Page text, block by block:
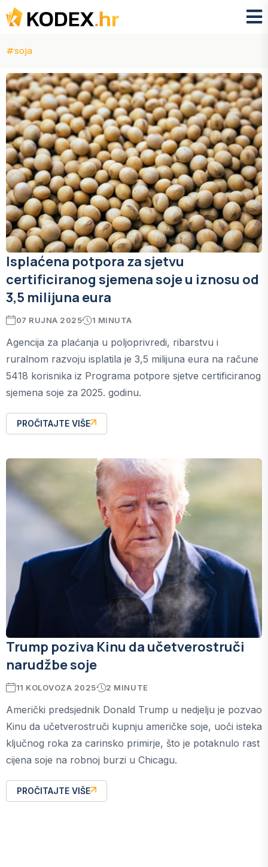
#soja
Isplaćena potpora za sjetvu
certificiranog sjemena soje u iznosu od
3,5 milijuna eura
07 RUJNA 2025 1 MINUTA
Agencija za plaćanja u poljoprivredi, ribarstvu i
ruralnom razvoju isplatila je 3,5 milijuna eura na račune
5418 korisnika iz Programa potpore sjetve certificiranog
sjemena soje za 2025. godinu.
PROČITAJTE VIŠE
Trump poziva Kinu da učetverostruči
narudžbe soje
11 KOLOVOZA 2025 2 MINUTE
Američki predsjednik Donald Trump u nedjelju je pozvao
Kinu da učetverostruči kupnju američke soje, uoči isteka
ključnog roka za carinsko primirje, što je potaknulo rast
cijena soje na robnoj burzi u Chicagu.
PROČITAJTE VIŠE